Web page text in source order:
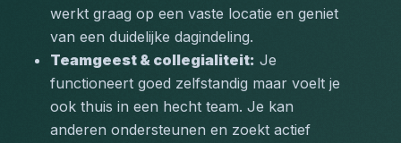
werkt graag op een vaste locatie en geniet
van een duidelijke dagindeling.
Teamgeest & collegialiteit: Je
functioneert goed zelfstandig maar voelt je
ook thuis in een hecht team. Je kan
anderen ondersteunen en zoekt actief